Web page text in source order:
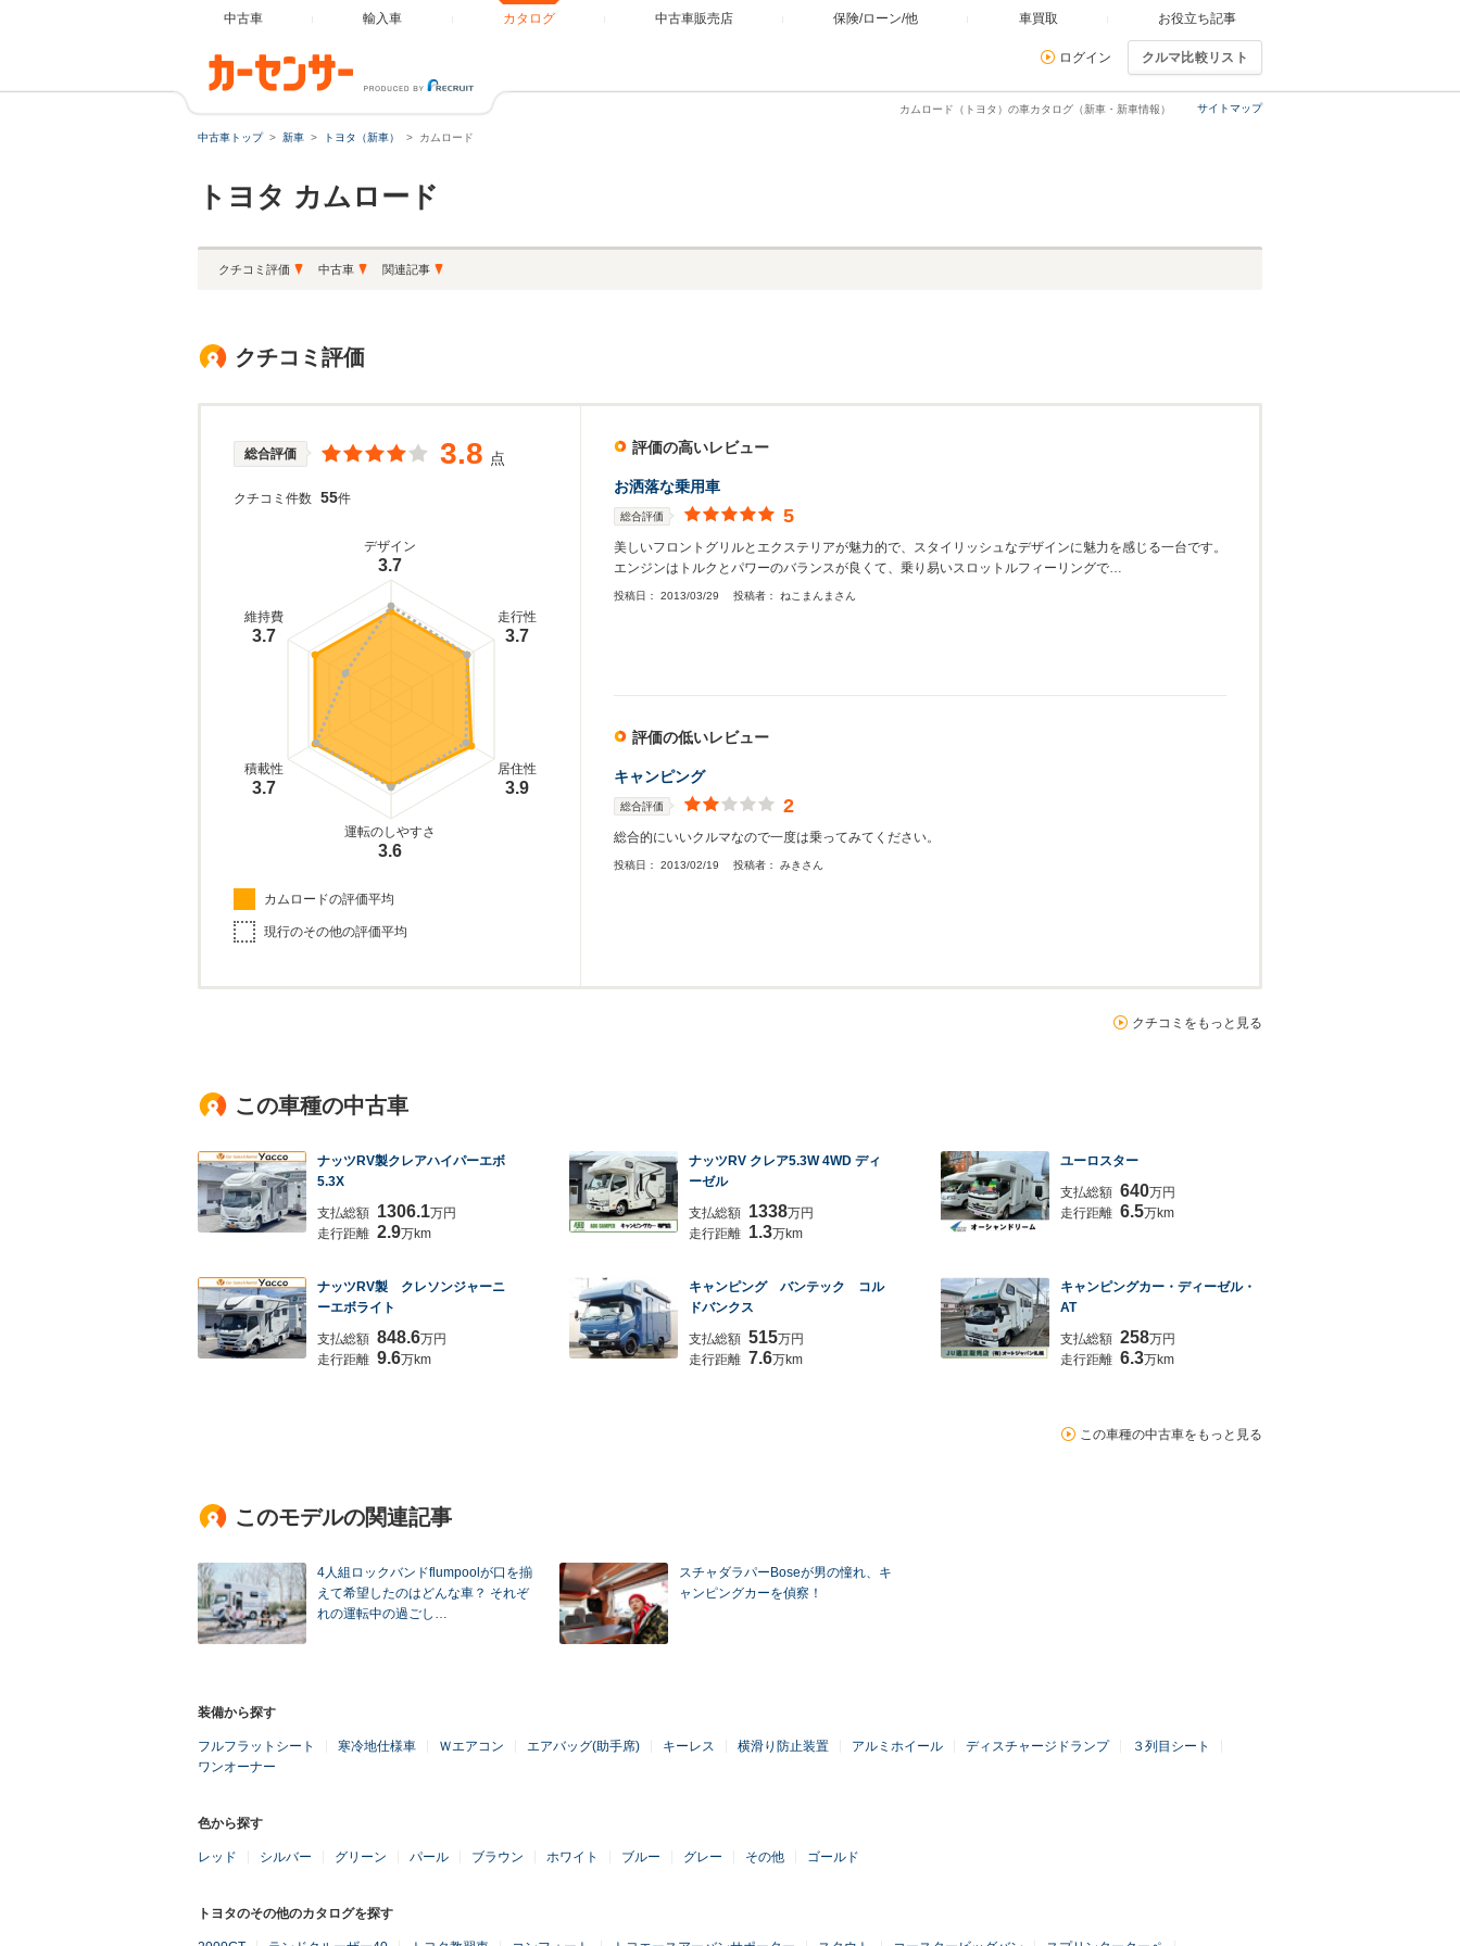
中古車 輸入車 カタログ 中古車販売店 保険/ローン/他 車買取 お役立ち記事
ログイン クルマ比較リスト
サイトマップ
カムロード（トヨタ）の車カタログ（新車・新車情報）
中古車トップ 新車 トヨタ（新車） カムロード
トヨタ カムロード
クチコミ評価 中古車 関連記事
クチコミ評価
総合評価 3.8 点
クチコミ件数 55件
デザイン
3.7
走行性
3.7
居住性
3.9
運転のしやすさ
3.6
積載性
3.7
維持費
3.7
カムロードの評価平均
現行のその他の評価平均
評価の高いレビュー
お洒落な乗用車
総合評価 5
美しいフロントグリルとエクステリアが魅力的で、スタイリッシュなデザインに魅力を感じる一台です。
エンジンはトルクとパワーのバランスが良くて、乗り易いスロットルフィーリングで…
投稿日： 2013/03/29 投稿者： ねこまんまさん
評価の低いレビュー
キャンピング
総合評価 2
総合的にいいクルマなので一度は乗ってみてください。
投稿日： 2013/02/19 投稿者： みきさん
クチコミをもっと見る
この車種の中古車
ナッツRV製クレアハイパーエボ
5.3X
支払総額 1306.1万円
走行距離 2.9万km
ナッツRV クレア5.3W 4WD ディ
ーゼル
支払総額 1338万円
走行距離 1.3万km
ユーロスター
支払総額 640万円
走行距離 6.5万km
ナッツRV製 クレソンジャーニ
ーエボライト
支払総額 848.6万円
走行距離 9.6万km
キャンピング バンテック コル
ドバンクス
支払総額 515万円
走行距離 7.6万km
キャンピングカー・ディーゼル・
AT
支払総額 258万円
走行距離 6.3万km
この車種の中古車をもっと見る
このモデルの関連記事
4人組ロックバンドflumpoolが口を揃
えて希望したのはどんな車？ それぞ
れの運転中の過ごし…
スチャダラパーBoseが男の憧れ、キ
ャンピングカーを偵察！
装備から探す
フルフラットシート 寒冷地仕様車 Ｗエアコン エアバッグ(助手席) キーレス 横滑り防止装置 アルミホイール ディスチャージドランプ
３列目シート
ワンオーナー
色から探す
レッド シルバー グリーン パール ブラウン ホワイト ブルー グレー その他 ゴールド
トヨタのその他のカタログを探す